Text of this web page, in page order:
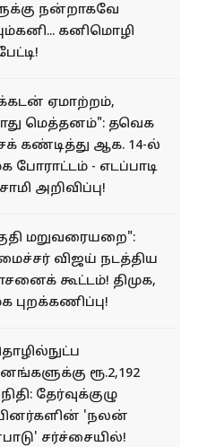
நன்றாகவே
கனிமொழி
ஏமாற்றம்,
மெத்தனம்": தவெக
கண்டித்து ஆக. 14-ல்
போராட்டம் - எடப்பாடி
அறிவிப்பு!
மறுவரையறை":
விஜய் நடத்திய
கூட்டம்! திமுக,
புறக்கணிப்பு!
ரூ.2,192
தேர்வுக்குழு
'நலன்
சர்ச்சையில்!